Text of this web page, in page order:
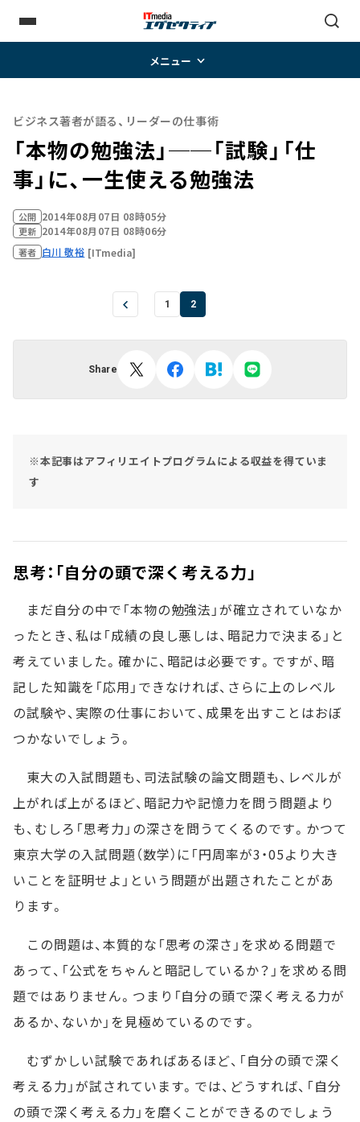
メニュー
ビジネス著者が語る、リーダーの仕事術
「本物の勉強法」──「試験」「仕
事」に、一生使える勉強法
公開 2014年08月07日 08時05分
更新 2014年08月07日 08時06分
著者 白川 敬裕 [ITmedia]
1 2
Share
※本記事はアフィリエイトプログラムによる収益を得ていま
す
思考：「自分の頭で深く考える力」
まだ自分の中で「本物の勉強法」が確立されていなか
ったとき、私は「成績の良し悪しは、暗記力で決まる」と
考えていました。確かに、暗記は必要です。ですが、暗
記した知識を「応用」できなければ、さらに上のレベル
の試験や、実際の仕事において、成果を出すことはおぼ
つかないでしょう。
東大の入試問題も、司法試験の論文問題も、レベルが
上がれば上がるほど、暗記力や記憶力を問う問題より
も、むしろ「思考力」の深さを問うてくるのです。かつて
東京大学の入試問題（数学）に「円周率が3・05より大き
いことを証明せよ」という問題が出題されたことがあ
ります。
この問題は、本質的な「思考の深さ」を求める問題で
あって、「公式をちゃんと暗記しているか？」を求める問
題ではありません。つまり「自分の頭で深く考える力が
あるか、ないか」を見極めているのです。
むずかしい試験であればあるほど、「自分の頭で深く
考える力」が試されています。では、どうすれば、「自分
の頭で深く考える力」を磨くことができるのでしょう